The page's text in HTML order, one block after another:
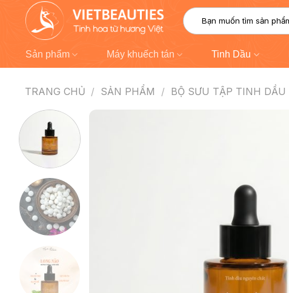
Chuyển
Tìm
kiếm:
Sản phẩm Máy khuếch tán Tinh Dầu
TRANG CHỦ / SẢN PHẨM / BỘ SƯU TẬP TINH DẦU